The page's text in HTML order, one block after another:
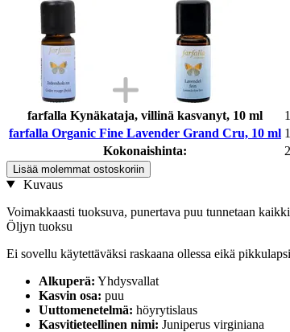
farfalla Kynäkataja, villinä kasvanyt, 10 ml
farfalla Organic Fine Lavender Grand Cru, 10 ml
Kokonaishinta:
Lisää molemmat ostoskoriin
Kuvaus
Voimakkaasti tuoksuva, punertava puu tunnetaan
Öljyn tuoksu
Ei sovellu käytettäväksi raskaana ollessa eikä
Alkuperä: Yhdysvallat
Kasvin osa: puu
Uuttomenetelmä: höyrytislaus
Kasvitieteellinen nimi: Juniperus virginiana